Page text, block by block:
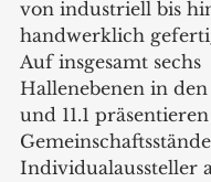
von industriell bis
handwerklich
Auf insgesamt sechs
Hallenebenen in
und 11.1 präsentieren
Individualaussteller